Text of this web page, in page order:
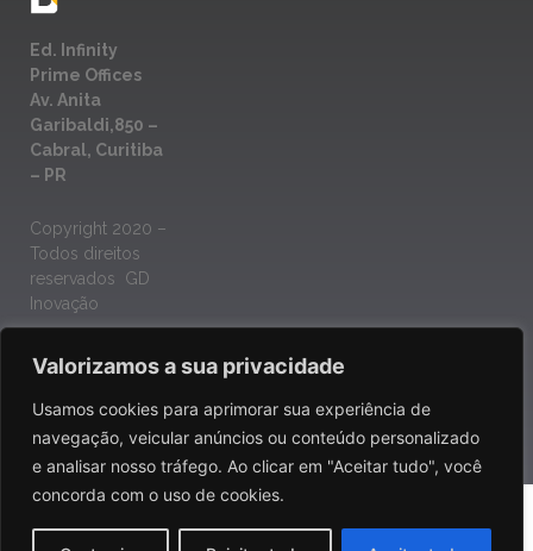
Valorizamos a sua privacidade
Usamos cookies para aprimorar sua experiência de
navegação, veicular anúncios ou conteúdo personalizado
e analisar nosso tráfego. Ao clicar em "Aceitar tudo", você
concorda com o uso de cookies.
Ed. Infinity
Prime Offices
Av. Anita
Garibaldi,850 –
Cabral, Curitiba
– PR
Copyright 2020 –
Todos direitos
reservados GD
Inovação